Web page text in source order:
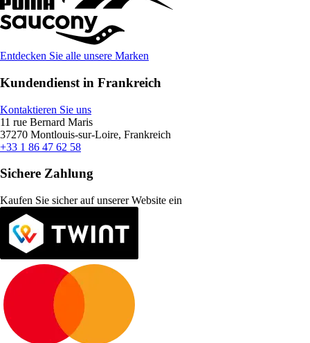
Entdecken Sie alle unsere Marken
Kundendienst in Frankreich
Kontaktieren Sie uns
11 rue Bernard Maris
37270 Montlouis-sur-Loire, Frankreich
+33 1 86 47 62 58
Sichere Zahlung
Kaufen Sie sicher auf unserer Website ein